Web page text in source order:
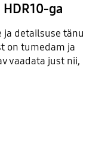
ga
detailsuse tänu
on tumedam ja
vaadata just nii,